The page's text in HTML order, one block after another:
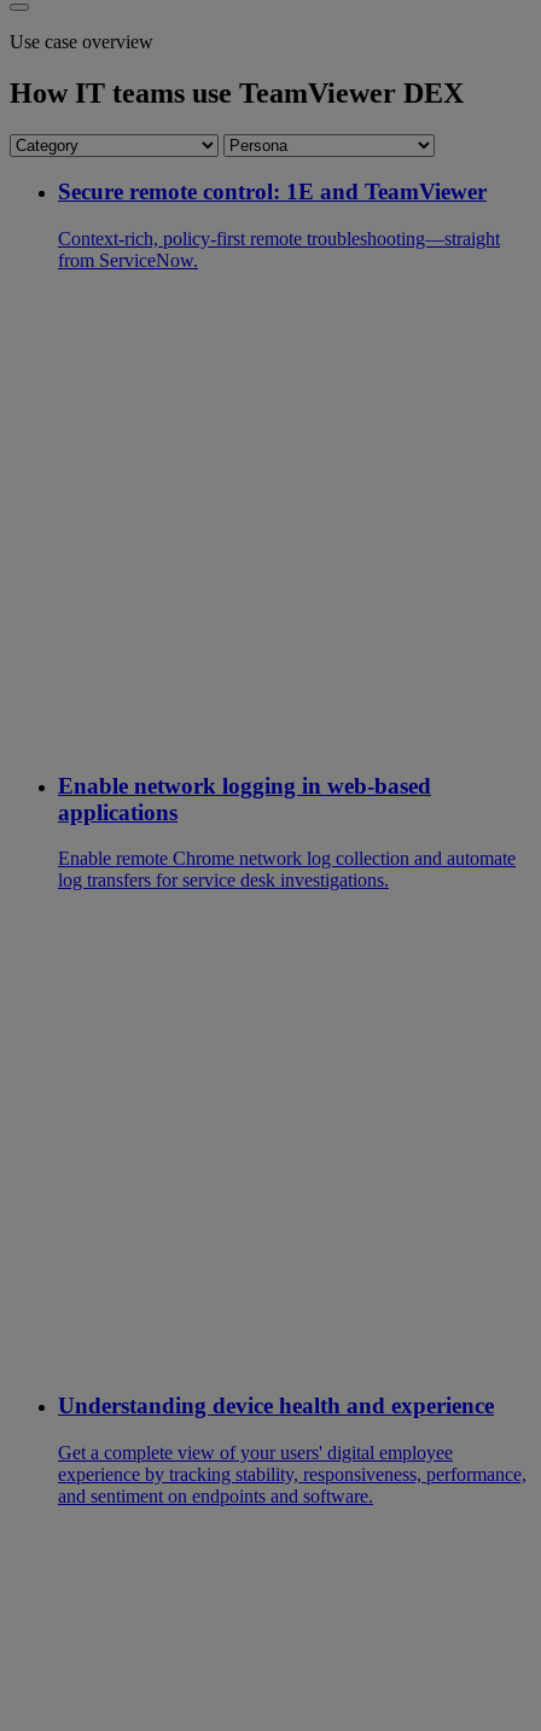
Use case overview
How IT teams use TeamViewer DEX
Secure remote control: 1E and TeamViewer
Context-rich, policy-first remote troubleshooting—straight
from ServiceNow.
Enable network logging in web-based
applications
Enable remote Chrome network log collection and automate
log transfers for service desk investigations.
Understanding device health and experience
Get a complete view of your users' digital employee
experience by tracking stability, responsiveness, performance,
and sentiment on endpoints and software.